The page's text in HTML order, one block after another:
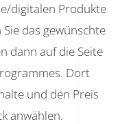
digitalen Produkte
das gewünschte
dann auf die Seite
Dort
und den Preis
anwählen.